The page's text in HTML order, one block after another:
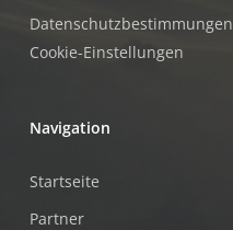
Datenschutzbestimmungen
Cookie-Einstellungen
Navigation
Startseite
Partner